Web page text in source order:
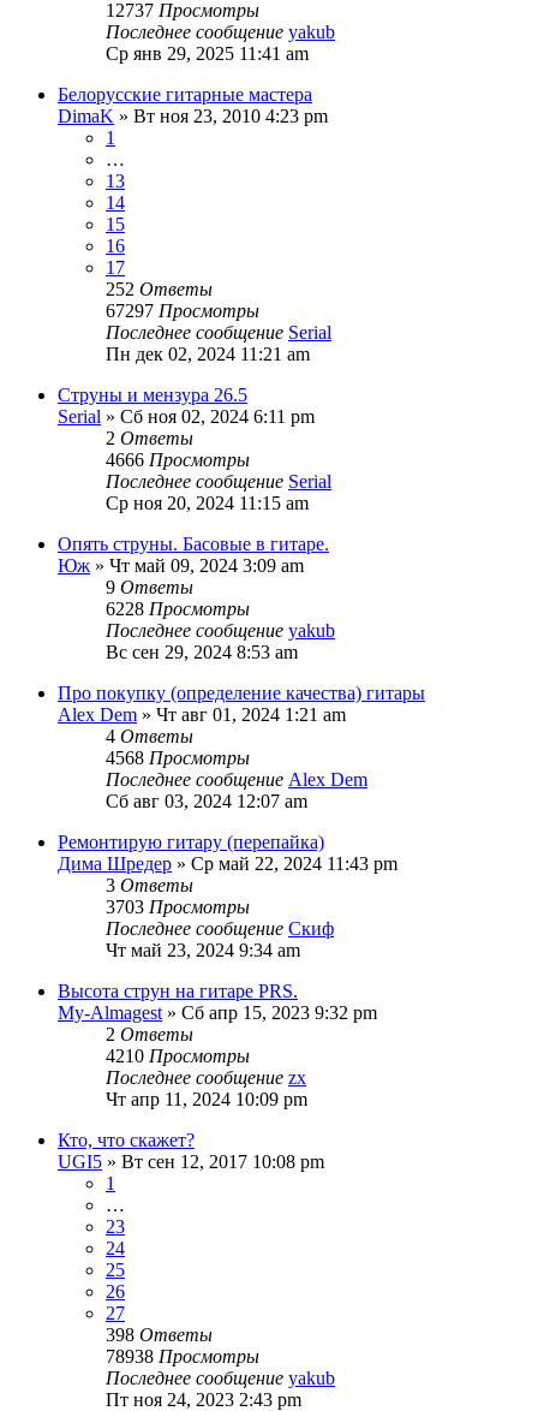
12737 Просмотры
Последнее сообщение yakub
Ср янв 29, 2025 11:41 am
Белорусские гитарные мастера
DimaK » Вт ноя 23, 2010 4:23 pm
1
…
13
14
15
16
17
252 Ответы
67297 Просмотры
Последнее сообщение Serial
Пн дек 02, 2024 11:21 am
Струны и мензура 26.5
Serial » Сб ноя 02, 2024 6:11 pm
2 Ответы
4666 Просмотры
Последнее сообщение Serial
Ср ноя 20, 2024 11:15 am
Опять струны. Басовые в гитаре.
Юж » Чт май 09, 2024 3:09 am
9 Ответы
6228 Просмотры
Последнее сообщение yakub
Вс сен 29, 2024 8:53 am
Про покупку (определение качества) гитары
Alex Dem » Чт авг 01, 2024 1:21 am
4 Ответы
4568 Просмотры
Последнее сообщение Alex Dem
Сб авг 03, 2024 12:07 am
Ремонтирую гитару (перепайка)
Дима Шредер » Ср май 22, 2024 11:43 pm
3 Ответы
3703 Просмотры
Последнее сообщение Скиф
Чт май 23, 2024 9:34 am
Высота струн на гитаре PRS.
My-Almagest » Сб апр 15, 2023 9:32 pm
2 Ответы
4210 Просмотры
Последнее сообщение zx
Чт апр 11, 2024 10:09 pm
Кто, что скажет?
UGI5 » Вт сен 12, 2017 10:08 pm
1
…
23
24
25
26
27
398 Ответы
78938 Просмотры
Последнее сообщение yakub
Пт ноя 24, 2023 2:43 pm